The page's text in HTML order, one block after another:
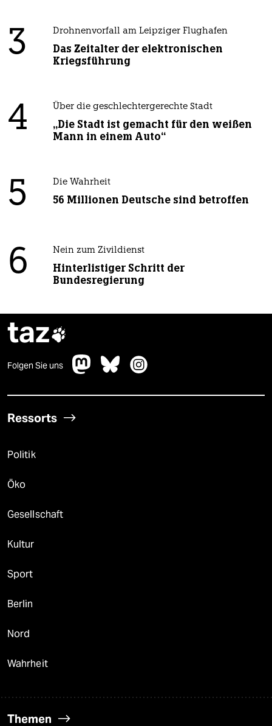
3 Drohnenvorfall am Leipziger Flughafen
Das Zeitalter der elektronischen
Kriegsführung
4 Über die geschlechtergerechte Stadt
„Die Stadt ist gemacht für den weißen
Mann in einem Auto“
5 Die Wahrheit
56 Millionen Deutsche sind betroffen
6 Nein zum Zivildienst
Hinterlistiger Schritt der
Bundesregierung
taz
Folgen Sie uns
Ressorts
Politik
Öko
Gesellschaft
Kultur
Sport
Berlin
Nord
Wahrheit
Themen